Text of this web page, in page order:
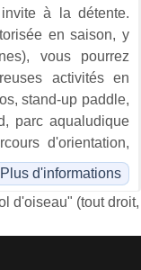
à la détente.
en saison, y
vous pourrez
activités en
stand-up paddle,
parc aqualudique
d'orientation,
Plus d'informations
d'oiseau" (tout droit,